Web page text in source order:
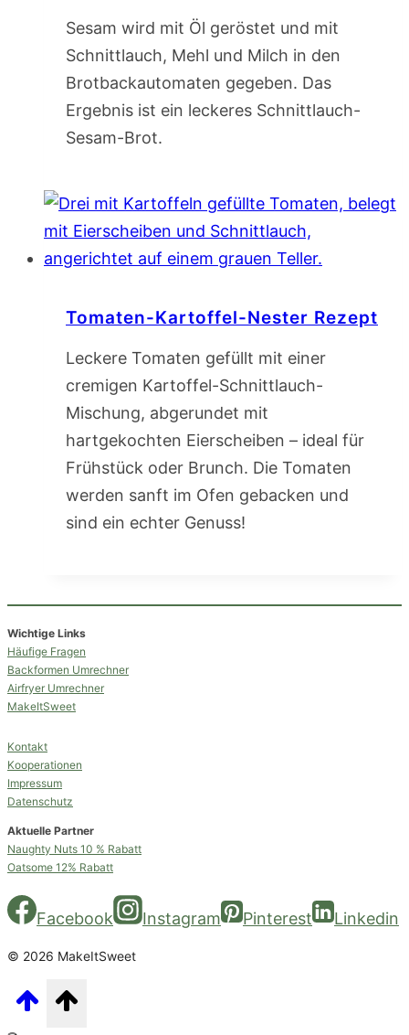
Sesam wird mit Öl geröstet und mit
Schnittlauch, Mehl und Milch in den
Brotbackautomaten gegeben. Das
Ergebnis ist ein leckeres Schnittlauch-
Sesam-Brot.
Tomaten-Kartoffel-Nester Rezept
Leckere Tomaten gefüllt mit einer
cremigen Kartoffel-Schnittlauch-
Mischung, abgerundet mit
hartgekochten Eierscheiben – ideal für
Frühstück oder Brunch. Die Tomaten
werden sanft im Ofen gebacken und
sind ein echter Genuss!
Wichtige Links
Häufige Fragen
Backformen Umrechner
Airfryer Umrechner
MakeItSweet
Kontakt
Kooperationen
Impressum
Datenschutz
Aktuelle Partner
Naughty Nuts 10 % Rabatt
Oatsome 12% Rabatt
Facebook Instagram Pinterest Linkedin
© 2026 MakeItSweet